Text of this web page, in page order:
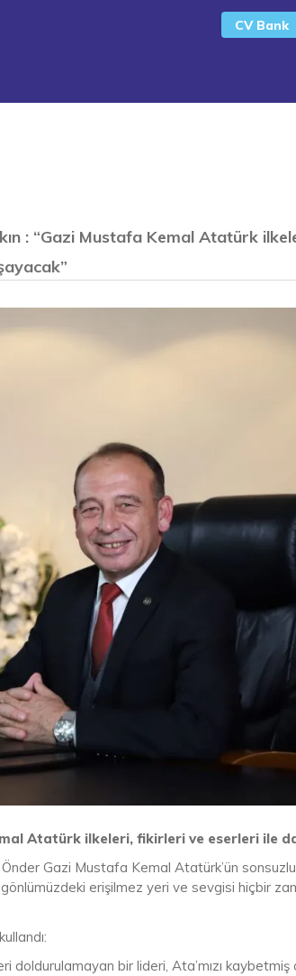
CV Bank
: “Gazi Mustafa Kemal Atatürk
Atatürk ilkeleri, fikirleri ve eserleri ile
Gazi Mustafa Kemal Atatürk’ün
gönlümüzdeki erişilmez yeri ve sevgisi hiçbir
doldurulamayan bir lideri, Ata’mızı kaybetmiş